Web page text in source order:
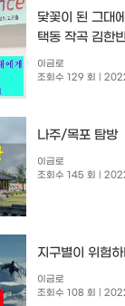
닻꽃이 된 그대
택동 작곡 김한
이금로
조회수 129 회
|
나주/목포 탐방
이금로
조회수 145 회
|
지구별이 위험
이금로
조회수 108 회
|